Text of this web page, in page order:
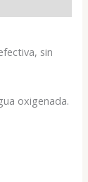
sin
oxigenada.